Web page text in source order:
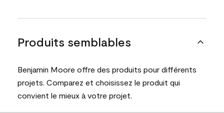
Produits semblables
Benjamin Moore offre des produits pour différents
projets. Comparez et choisissez le produit qui
convient le mieux à votre projet.